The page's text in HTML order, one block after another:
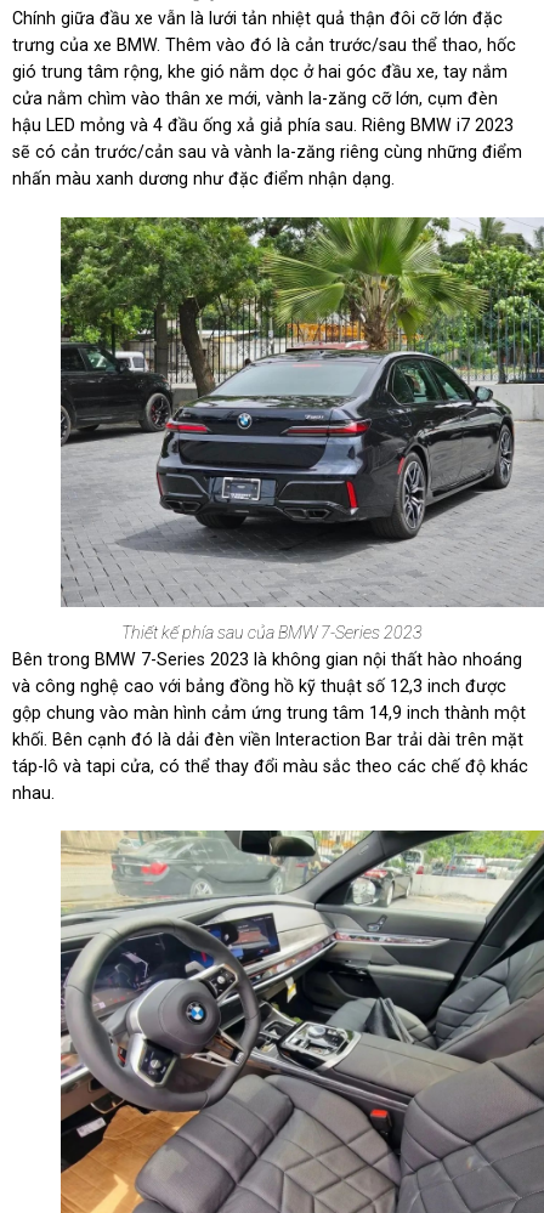
Chính giữa đầu xe vẫn là lưới tản nhiệt quả thận đôi cỡ lớn đặc
trưng của xe BMW. Thêm vào đó là cản trước/sau thể thao, hốc
gió trung tâm rộng, khe gió nằm dọc ở hai góc đầu xe, tay nắm
cửa nằm chìm vào thân xe mới, vành la-zăng cỡ lớn, cụm đèn
hậu LED mỏng và 4 đầu ống xả giả phía sau. Riêng BMW i7 2023
sẽ có cản trước/cản sau và vành la-zăng riêng cùng những điểm
nhấn màu xanh dương như đặc điểm nhận dạng.
Thiết kế phía sau của BMW 7-Series 2023
Bên trong BMW 7-Series 2023 là không gian nội thất hào nhoáng
và công nghệ cao với bảng đồng hồ kỹ thuật số 12,3 inch được
gộp chung vào màn hình cảm ứng trung tâm 14,9 inch thành một
khối. Bên cạnh đó là dải đèn viền Interaction Bar trải dài trên mặt
táp-lô và tapi cửa, có thể thay đổi màu sắc theo các chế độ khác
nhau.